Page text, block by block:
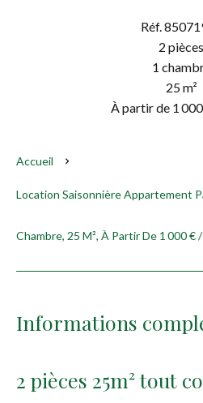
Réf.
2 pièces
1
25 m²
À partir de 1
Accueil
Location Saisonnière Appartement
Chambre, 25 M², À Partir De 1 000 €
Informations
2 pièces 25m² tout